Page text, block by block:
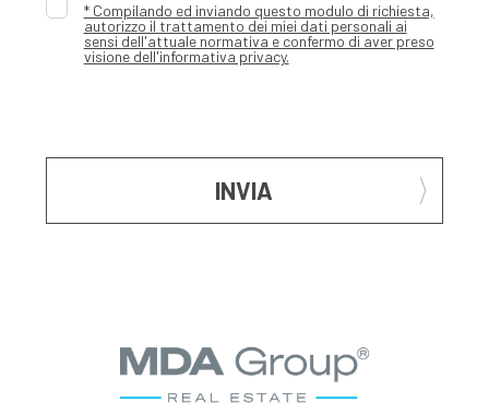
* Compilando ed inviando questo modulo di richiesta,
autorizzo il trattamento dei miei dati personali ai
sensi dell'attuale normativa e confermo di aver preso
visione dell'informativa privacy.
INVIA